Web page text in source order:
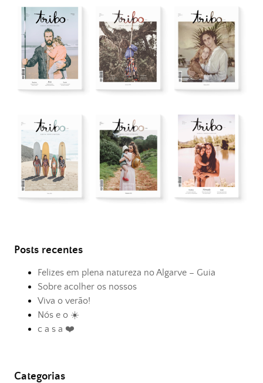
Posts recentes
Felizes em plena natureza no Algarve – Guia
Sobre acolher os nossos
Viva o verão!
Nós e o ☀️
c a s a ❤️
Categorias